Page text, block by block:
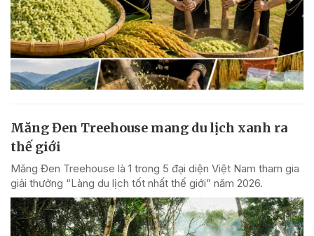
Măng Đen Treehouse mang du lịch xanh ra
thế giới
Măng Đen Treehouse là 1 trong 5 đại diện Việt Nam tham gia
giải thưởng “Làng du lịch tốt nhất thế giới” năm 2026.